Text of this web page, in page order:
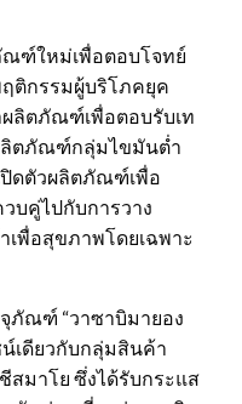
ฑ์ใหม่เพื่อตอบโจทย์
ติกรรมผู้บริโภคยุค
ลิตภัณฑ์เพื่อตอบรับเท
ลิตภัณฑ์กลุ่มไขมันต่ำ
ปิดตัวผลิตภัณฑ์เพื่อ
บคู่ไปกับการวาง
เพื่อสุขภาพโดยเฉพาะ
ภัณฑ์ “วาซาบิมายอง
เดียวกับกลุ่มสินค้า
สมาโย ซึ่งได้รับกระแส